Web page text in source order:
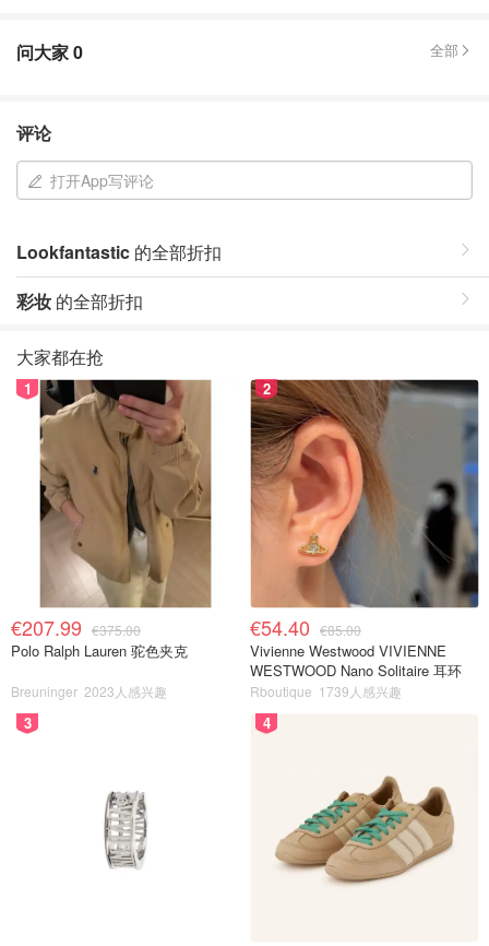
问大家0 全部
评论
打开App写评论
Lookfantastic 的全部折扣
彩妆 的全部折扣
大家都在抢
1
€207.99 €375.00
Polo Ralph Lauren 驼色夹克
Breuninger 2023人感兴趣
2
€54.40 €85.00
Vivienne Westwood VIVIENNE
WESTWOOD Nano Solitaire 耳环
Rboutique 1739人感兴趣
3 4